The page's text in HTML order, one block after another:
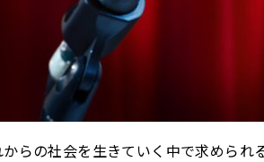
らの社会を生きていく中で求めら